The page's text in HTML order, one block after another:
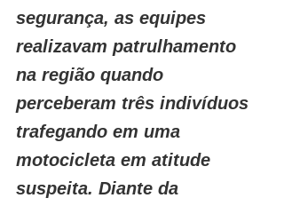
segurança, as equipes
realizavam patrulhamento
na região quando
perceberam três indivíduos
trafegando em uma
motocicleta em atitude
suspeita. Diante da